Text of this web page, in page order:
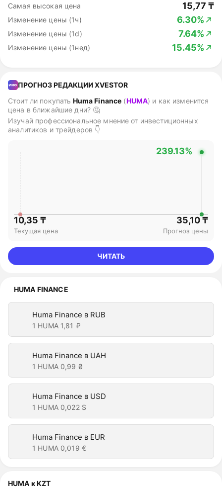
Самая высокая цена 15,77 ₸
Изменение цены (1ч) 6.30%
Изменение цены (1d) 7.64%
Изменение цены (1нед) 15.45%
ПРОГНОЗ РЕДАКЦИИ XVESTOR
Стоит ли покупать Huma Finance (HUMA) и как изменится
цена в ближайшие дни? 🤔
Изучай профессиональное мнение от инвестиционных
аналитиков и трейдеров 👇
239.13%
10,35 ₸
Текущая цена
35,10 ₸
Прогноз цены
ЧИТАТЬ
HUMA FINANCE
Huma Finance в RUB
1 HUMA 1,81 ₽
Huma Finance в UAH
1 HUMA 0,99 ₴
Huma Finance в USD
1 HUMA 0,022 $
Huma Finance в EUR
1 HUMA 0,019 €
HUMA к KZT